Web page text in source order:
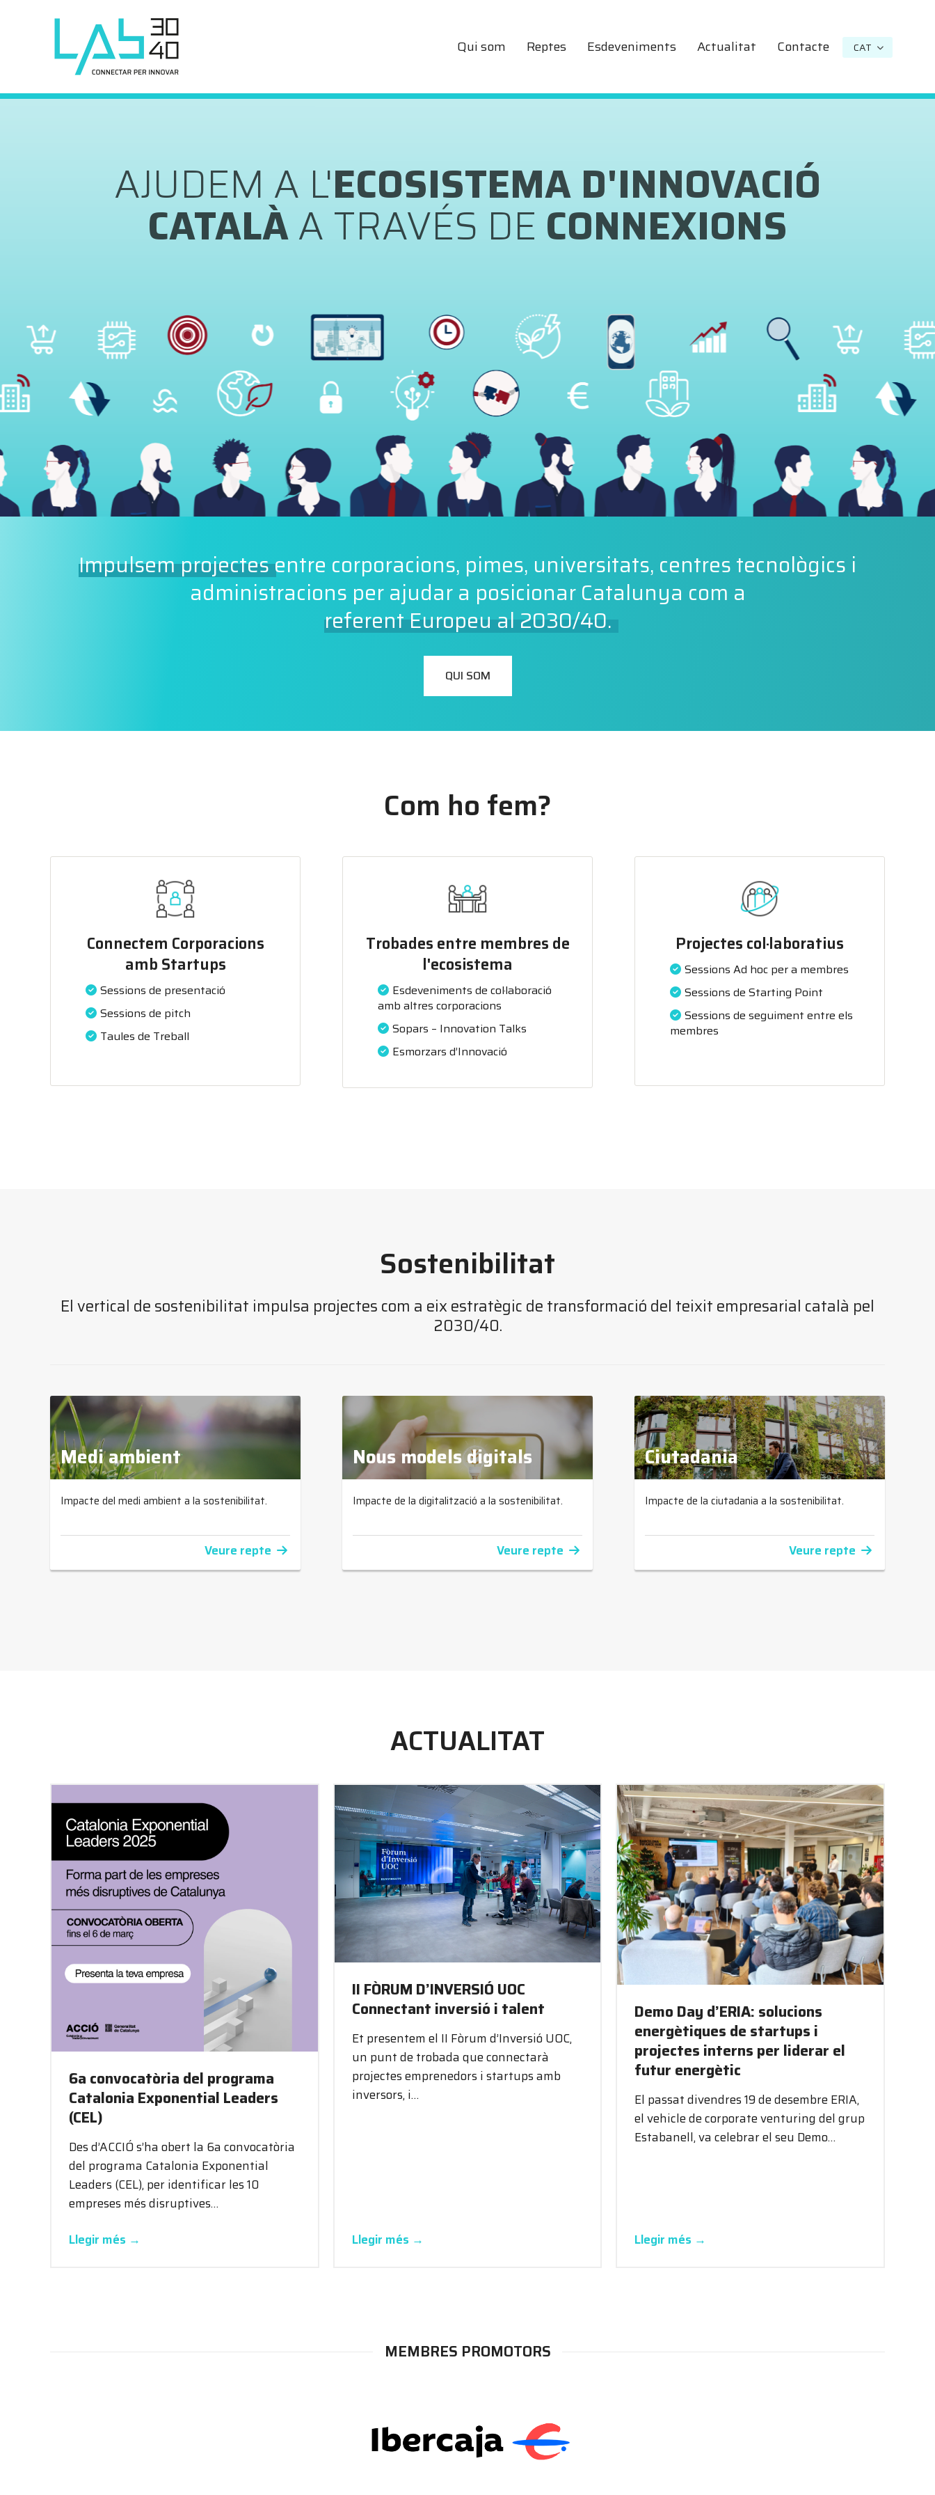
Qui som Reptes Esdeveniments Actualitat Contacte CAT
TENS SOLUCIONS ALSREPTESEN
L'ÀMBIT DE LASOSTENIBILITAT?
Impulsem projectesentre corporacions, pimes, universitats, centres tecnològics i
administracions per ajudar a posicionar Catalunya com a
referent Europeu al 2030/40.
QUI SOM
Com ho fem?
Connectem Corporacions
amb Startups
Sessions de presentació
Sessions de pitch
Taules de Treball
Trobades entre membres de
l'ecosistema
Esdeveniments de col·laboració
amb altres corporacions
Sopars – Innovation Talks
Esmorzars d’Innovació
Projectes col·laboratius
Sessions Ad hoc per a membres
Sessions de Starting Point
Sessions de seguiment entre els
membres
Sostenibilitat
El vertical de sostenibilitat impulsa projectes com a eix estratègic de transformació del teixit empresarial català pel
2030/40.
Medi ambient
Impacte del medi ambient a la sostenibilitat.
Veure repte
Nous models digitals
Impacte de la digitalització a la sostenibilitat.
Veure repte
Ciutadania
Impacte de la ciutadania a la sostenibilitat.
Veure repte
ACTUALITAT
6a convocatòria del programa
Catalonia Exponential Leaders
(CEL)
Des d’ACCIÓ s’ha obert la 6a convocatòria
del programa Catalonia Exponential
Leaders (CEL), per identificar les 10
empreses més disruptives…
Llegir més →
II FÒRUM D’INVERSIÓ UOC
Connectant inversió i talent
Et presentem el II Fòrum d’Inversió UOC,
un punt de trobada que connectarà
projectes emprenedors i startups amb
inversors, i…
Llegir més →
Demo Day d’ERIA: solucions
energètiques de startups i
projectes interns per liderar el
futur energètic
El passat divendres 19 de desembre ERIA,
el vehicle de corporate venturing del grup
Estabanell, va celebrar el seu Demo…
Llegir més →
MEMBRES PROMOTORS